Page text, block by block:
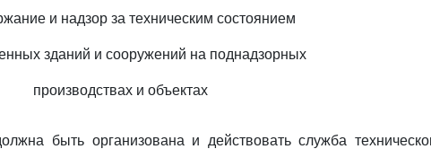
и надзор за техническим состоянием
зданий и сооружений на поднадзорных
производствах и объектах
быть организована и действовать служба